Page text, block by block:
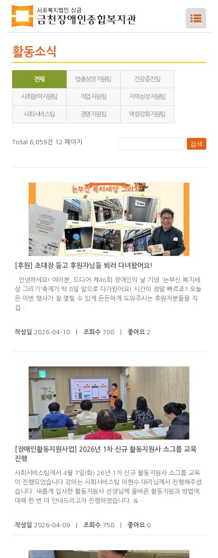
하위메뉴
하위메뉴
활동소식
전체 맞춤성장지원팀 건강증진팀
사회참여지원팀 직업지원팀 지역성장지원팀
사회서비스팀 경영지원팀 역량강화지원팀
Total 6,059건 12 페이지
[후원] 초대장 들고 후원자님들 뵈러 다녀왔어요!
안녕하세요! 여러분, 드디어 제46회 장애인의 날 기념 '눈부신 복지세
상 그리기'축제가 딱 8일 앞으로 다가왔어요! 시간이 정말 빠르죠? 오늘
은 이번 행사가 잘 열릴 수 있게 든든하게 도와주시는 후원자분들을 직
접…
작성일 2026-04-10 | 조회수708 | 좋아요2
[장애인활동지원사업] 2026년 1차 신규 활동지원사 소그룹 교육
진행
사회서비스팀에서 4월 7일(화) 26년 1차 신규 활동지원사 소그룹 교육
이 진행되었습니다.강의는 사회서비스팀 이현수 대리님께서 진행해주셨
습니다. 새롭게 입사한 활동지원사 선생님께 올바른 활동지원과 방법에
대해 한 번 더 안내드리고자 진행하였습니다. &…
작성일 2026-04-09 | 조회수758 | 좋아요0